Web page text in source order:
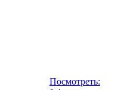
Посмотреть: